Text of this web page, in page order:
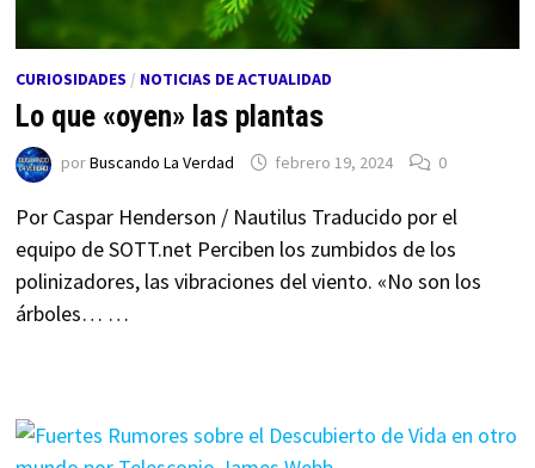
CURIOSIDADES / NOTICIAS DE ACTUALIDAD
Lo que «oyen» las plantas
porBuscando La Verdad febrero 19, 2024 0
Por Caspar Henderson / Nautilus Traducido por el
equipo de SOTT.net Perciben los zumbidos de los
polinizadores, las vibraciones del viento. «No son los
árboles… …